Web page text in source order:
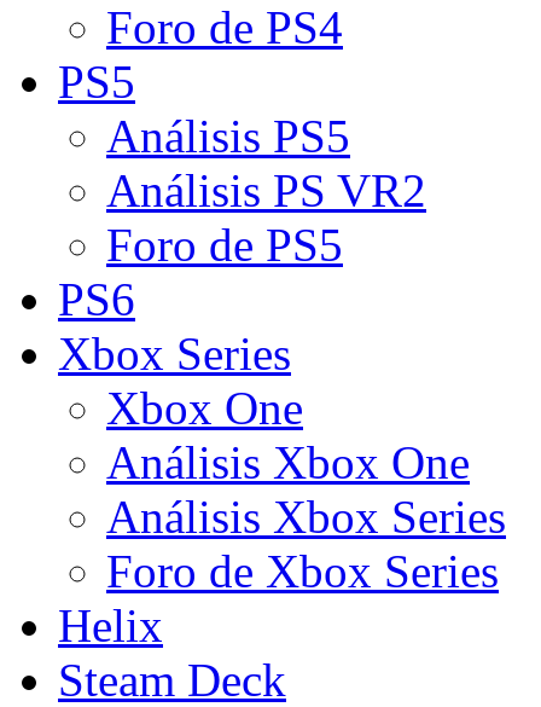
Foro de PS4
PS5
Análisis PS5
Análisis PS VR2
Foro de PS5
PS6
Xbox Series
Xbox One
Análisis Xbox One
Análisis Xbox Series
Foro de Xbox Series
Helix
Steam Deck